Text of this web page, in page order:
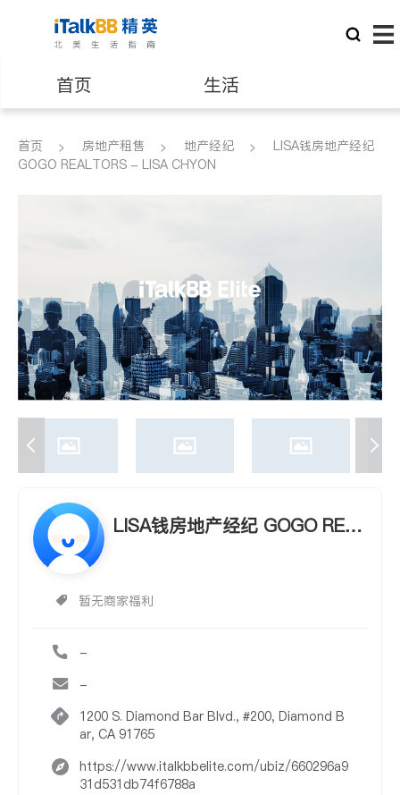
首页 生活
医生 律师
养老 非盈利组织
首页 房地产租售 地产经纪
LISA钱房地产经纪
GOGO REALTORS - LISA CHYON
LISA钱房地产经纪 GOGO REAL
暂无商家福利
-
-
1200 S. Diamond Bar Blvd., #200, Diamond B
ar, CA 91765
https://www.italkbbelite.com/ubiz/660296a9
31d531db74f6788a